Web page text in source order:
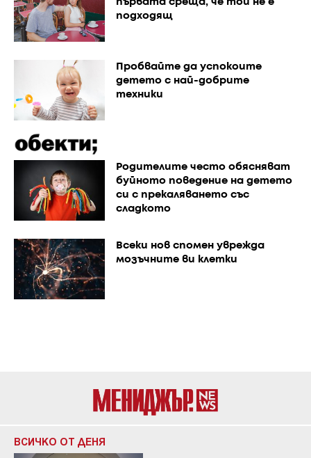
подходящ
Пробвайте да успокоите
детето с най-добрите
техники
Родителите често обясняват
буйното поведение на детето
си с прекаляването със
сладкото
Всеки нов спомен уврежда
мозъчните ви клетки
ВСИЧКО ОТ ДЕНЯ